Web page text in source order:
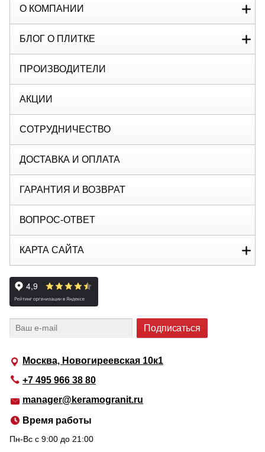
Москва, Новогиреевская 10к1
+7 495 966 38 80
manager@keramogranit.ru
Время работы
Пн-Вс c 9:00 до 21:00
О КОМПАНИИ
БЛОГ О ПЛИТКЕ
ПРОИЗВОДИТЕЛИ
АКЦИИ
СОТРУДНИЧЕСТВО
ДОСТАВКА И ОПЛАТА
ГАРАНТИЯ И ВОЗВРАТ
ВОПРОС-ОТВЕТ
КАРТА САЙТА